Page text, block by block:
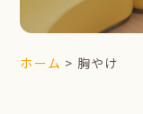
ホーム > 胸やけ